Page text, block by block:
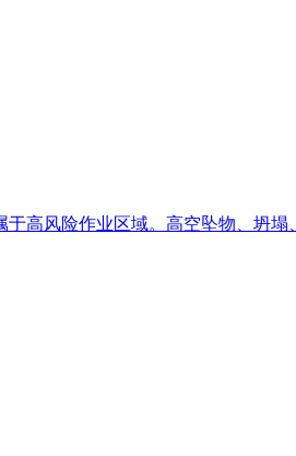
高风险作业区域。高空坠物、坍塌